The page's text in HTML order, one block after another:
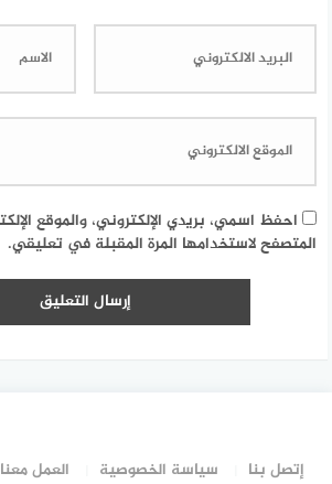
احفظ اسمي، بريدي الإلكتروني، والموقع
المتصفح لاستخدامها المرة المقبلة في تعليقي.
إتصل بنا سياسة الخصوصية العمل